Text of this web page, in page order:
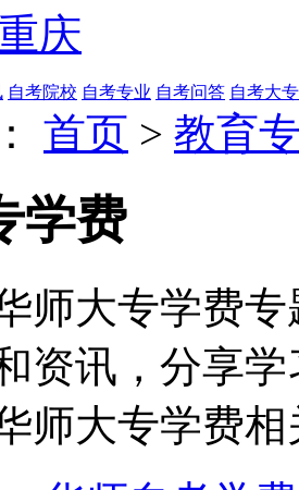
庆
自考院校 自考专业 自考问答 自考大专
首页 > 教育
学费
师大专学费
资讯，分享
师大专学费